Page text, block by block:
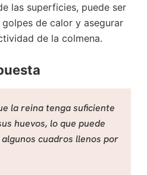
las superficies, puede ser
de calor y asegurar
de la colmena.
la reina tenga suficiente
huevos, lo que puede
cuadros llenos por